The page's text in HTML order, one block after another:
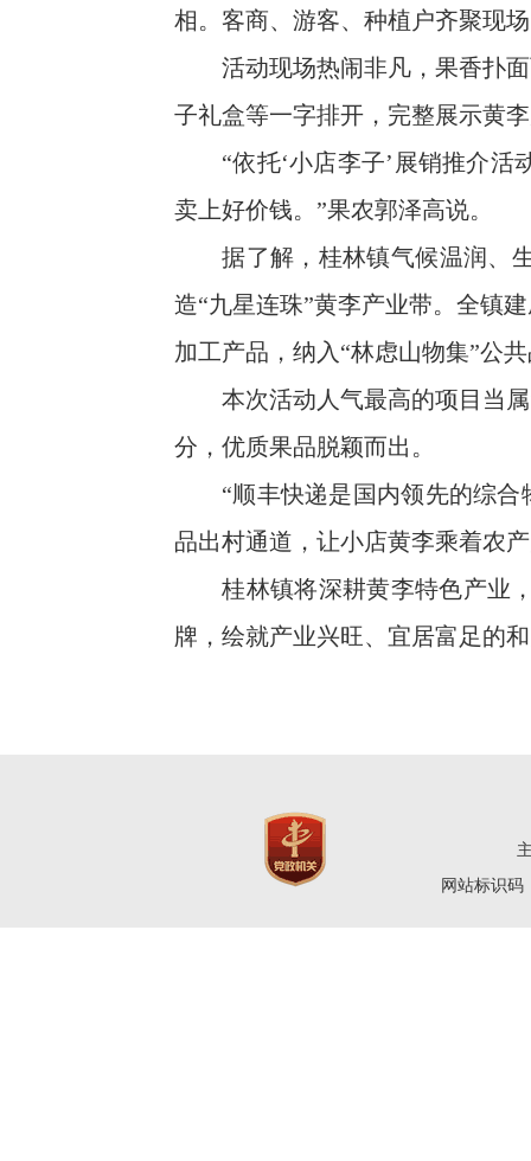
相。客商、游客、种植户齐聚现
活动现场热闹非凡，果香扑面
子礼盒等一字排开，完整展示黄
“依托‘小店李子’展销推介活
卖上好价钱。”果农郭泽高说。
据了解，桂林镇气候温润、生
造“九星连珠”黄李产业带。全镇
加工产品，纳入“林虑山物集”公
本次活动人气最高的项目当属“
分，优质果品脱颖而出。
“顺丰快递是国内领先的综合物
品出村通道，让小店黄李乘着农
桂林镇将深耕黄李特色产业，
牌，绘就产业兴旺、宜居富足的
网站标识